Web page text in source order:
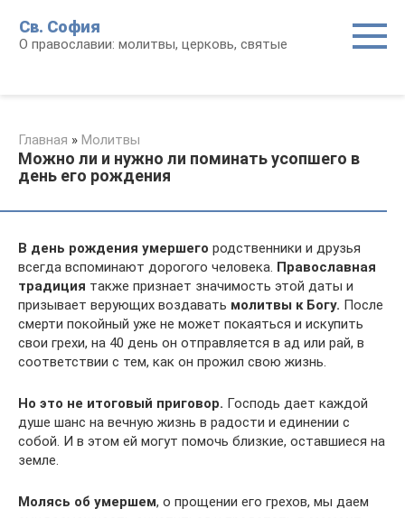
контенту
Св. София
О православии: молитвы, церковь, святые
Главная » Молитвы
Можно ли и нужно ли поминать усопшего в
день его рождения
В день рождения умершего родственники и друзья
всегда вспоминают дорогого человека. Православная
традиция также признает значимость этой даты и
призывает верующих воздавать молитвы к Богу. После
смерти покойный уже не может покаяться и искупить
свои грехи, на 40 день он отправляется в ад или рай, в
соответствии с тем, как он прожил свою жизнь.
Но это не итоговый приговор. Господь дает каждой
душе шанс на вечную жизнь в радости и единении с
собой. И в этом ей могут помочь близкие, оставшиеся на
земле.
Молясь об умершем, о прощении его грехов, мы даем